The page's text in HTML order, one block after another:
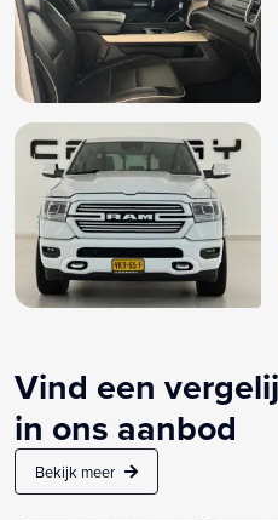
Vind een
in ons aanbod
Bekijk meer